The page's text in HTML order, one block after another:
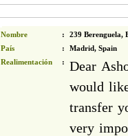
Nombre :
239 Berenguela,
País
:
Madrid, Spain
Realimentación
:
Dear
would
transfer
very